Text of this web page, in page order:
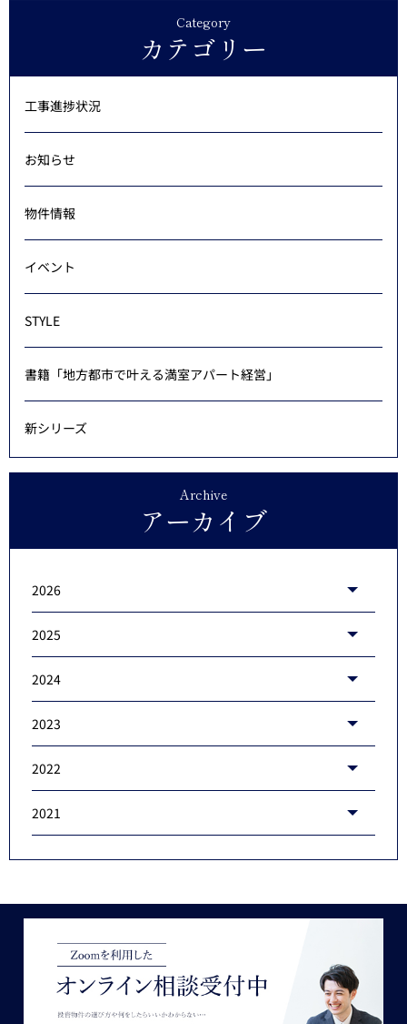
Category
カテゴリー
工事進捗状況
お知らせ
物件情報
イベント
STYLE
書籍「地方都市で叶える満室アパート経営」
新シリーズ
Archive
アーカイブ
2026
2025
2024
2023
2022
2021